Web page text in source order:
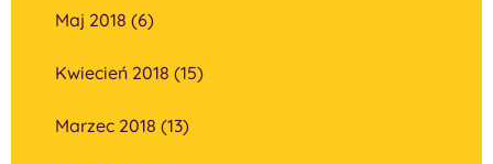
Maj 2018 (6)
Kwiecień 2018 (15)
Marzec 2018 (13)